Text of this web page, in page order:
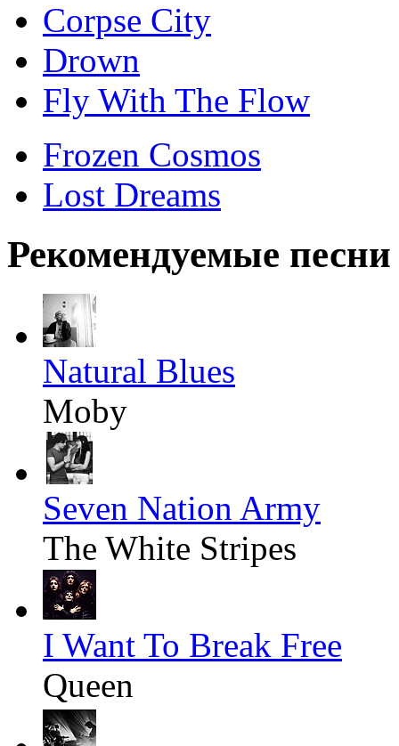
Corpse City
Drown
Fly With The Flow
Frozen Cosmos
Lost Dreams
Рекомендуемые песни
Natural Blues
Moby
Seven Nation Army
The White Stripes
I Want To Break Free
Queen